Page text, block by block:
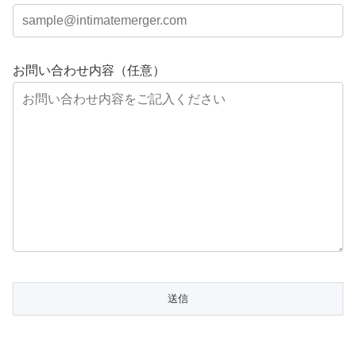
お問い合わせ内容（任意）